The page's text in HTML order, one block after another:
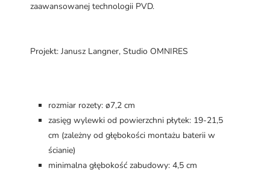
zaawansowanej technologii PVD.
Projekt: Janusz Langner, Studio OMNIRES
rozmiar rozety: ø7,2 cm
zasięg wylewki od powierzchni płytek: 19-21,5
cm (zależny od głębokości montażu baterii w
ścianie)
minimalna głębokość zabudowy: 4,5 cm